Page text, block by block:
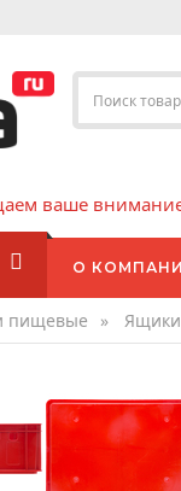
ваше внимание,
О
пищевые » Ящики